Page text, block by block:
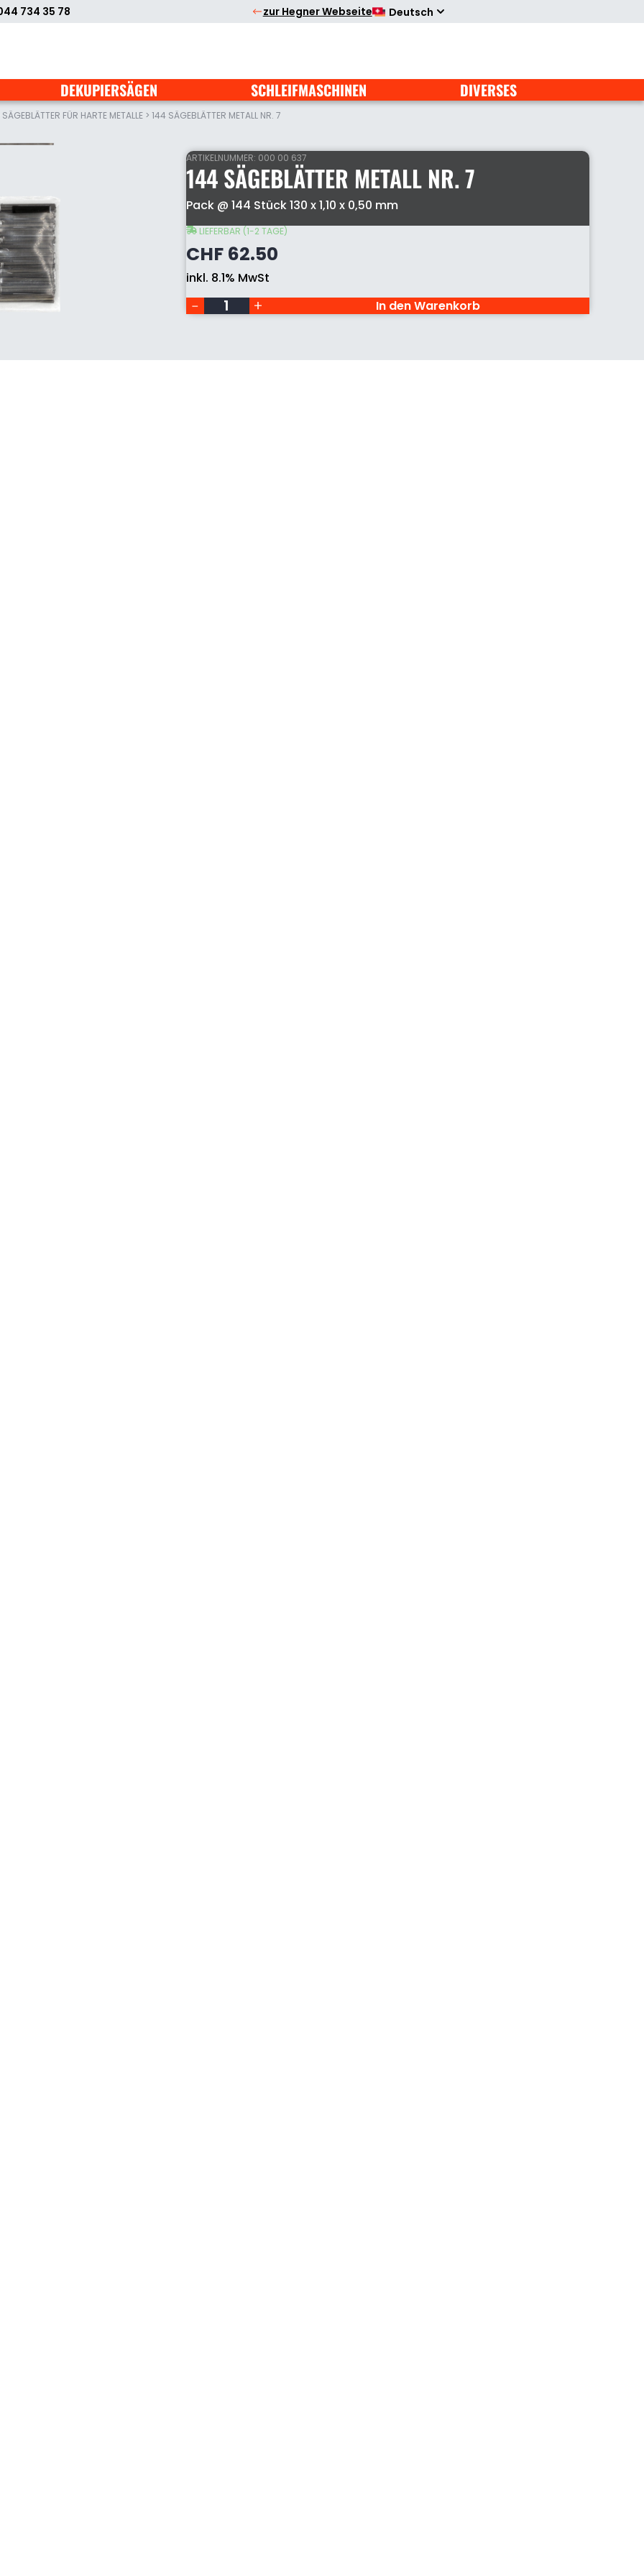
734 35 78 zur Hegner Webseite Deutsch
DEKUPIERSÄGEN SCHLEIFMASCHINEN DIVERSES
SÄGEBLÄTTER FÜR HARTE METALLE> 144 SÄGEBLÄTTER METALL NR. 7
ARTIKELNUMMER: 000 00 637
144 SÄGEBLÄTTER METALL NR. 7
Pack @ 144 Stück 130 x 1,10 x 0,50 mm
LIEFERBAR (1-2 TAGE)
CHF62.50
inkl. 8.1% MwSt
144
Metall
7
In den Warenkorb